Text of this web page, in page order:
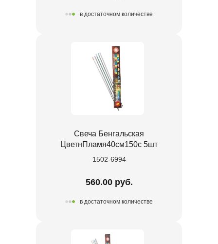
в достаточном количестве
Свеча Бенгальская
ЦветнПламя40см150с 5шт
1502-6994
560.00 руб.
в достаточном количестве